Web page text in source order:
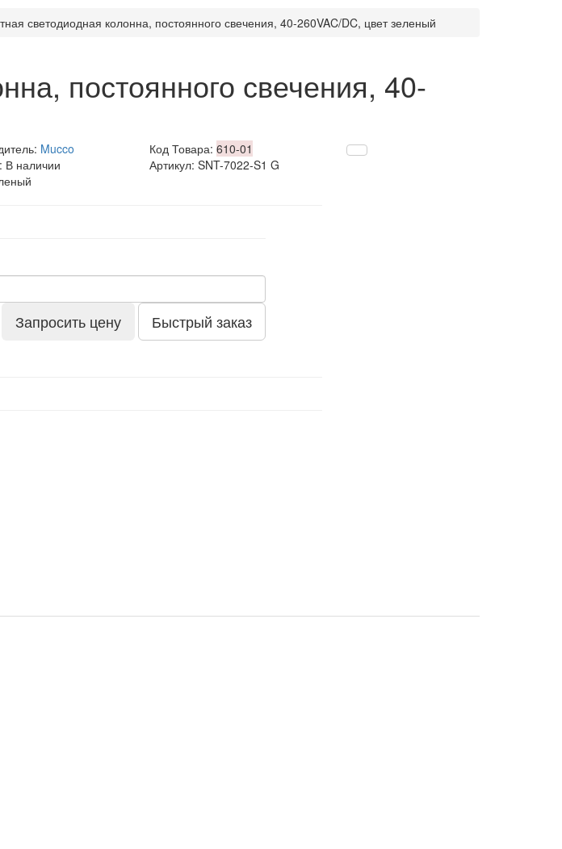
светодиодная колонна, постоянного свечения, 40-260VAC/DC, цвет зеленый
постоянного свечения, 40-
Mucco Код Товара:610-01
В наличии
Артикул: SNT-7022-S1 G
Запросить цену Быстрый заказ